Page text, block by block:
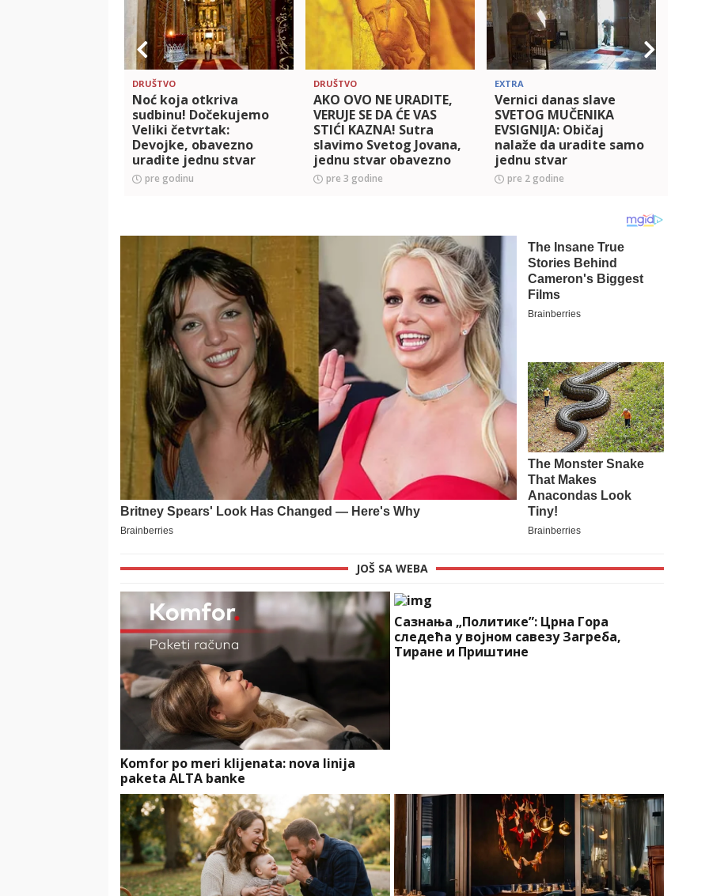
DRUŠTVO
Noć koja otkriva
sudbinu! Dočekujemo
Veliki četvrtak:
Devojke, obavezno
uradite jednu stvar
pre godinu
DRUŠTVO
AKO OVO NE URADITE,
VERUJE SE DA ĆE VAS
STIĆI KAZNA! Sutra
slavimo Svetog Jovana,
jednu stvar obavezno
uradite ujutru
pre 3 godine
EXTRA
Vernici danas slave
SVETOG MUČENIKA
EVSIGNIJA: Običaj
nalaže da uradite samo
jednu stvar
pre 2 godine
JOŠ SA WEBA
Komfor po meri klijenata: nova linija
paketa ALTA banke
Сазнања „Политике”: Црна Гора
следећа у војном савезу Загреба,
Тиране и Приштине